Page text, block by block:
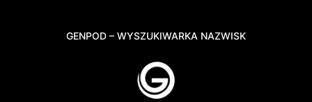
GENPOD – WYSZUKIWARKA NAZWISK